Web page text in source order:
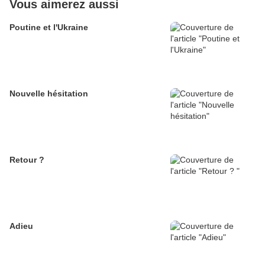
Vous aimerez aussi
Poutine et l'Ukraine
Nouvelle hésitation
Retour ?
Adieu